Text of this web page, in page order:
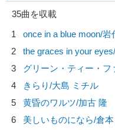
35曲を収載
1
once in a blue moon/岩
2
the graces in your eyes/
3
グリーン・ティー・フ
4
きらり/大島 ミチル
5
黄昏のワルツ/加古 隆
6
美しいものになら/倉